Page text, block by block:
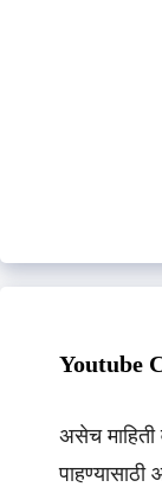
Youtube
असेच माहिती